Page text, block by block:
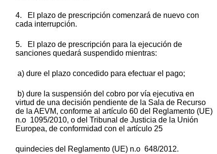
4. El plazo de prescripción comenzará de nuevo con
cada interrupción.
5. El plazo de prescripción para la ejecución de
sanciones quedará suspendido mientras:
a) dure el plazo concedido para efectuar el pago;
b) dure la suspensión del cobro por vía ejecutiva en
virtud de una decisión pendiente de la Sala de Recurso
de la AEVM, conforme al artículo 60 del Reglamento (UE)
n.o 1095/2010, o del Tribunal de Justicia de la Unión
Europea, de conformidad con el artículo 25
quindecies del Reglamento (UE) n.o 648/2012.